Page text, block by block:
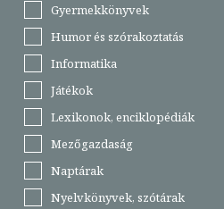
Gyermekkönyvek
Humor és szórakoztatás
Informatika
Játékok
Lexikonok, enciklopédiák
Mezőgazdaság
Naptárak
Nyelvkönyvek, szótárak